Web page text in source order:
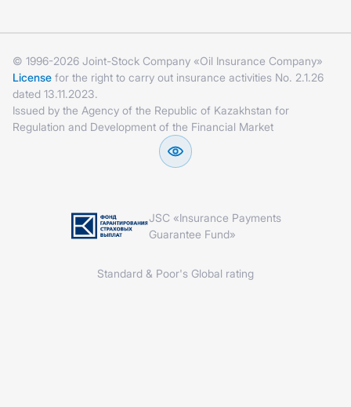
© 1996-2026 Joint-Stock Company «Oil Insurance Company»
License for the right to carry out insurance activities No. 2.1.26
dated 13.11.2023.
Issued by the Agency of the Republic of Kazakhstan for
Regulation and Development of the Financial Market
JSC «Insurance Payments
Guarantee Fund»
Standard & Poor's Global rating